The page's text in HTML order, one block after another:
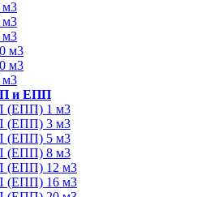
м3
м3
м3
м3
м3
м3
и ЕПП
(ЕПП) 1 м3
(ЕПП) 3 м3
(ЕПП) 5 м3
(ЕПП) 8 м3
(ЕПП) 12 м3
(ЕПП) 16 м3